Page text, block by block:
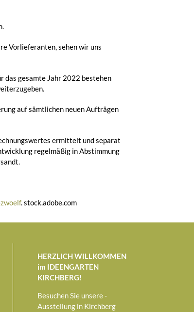
Vorlieferanten, sehen wir uns
das gesamte Jahr 2022 bestehen
auf sämtlichen neuen Aufträgen
ermittelt und separat
regelmäßig in Abstimmung
. stock.adobe.com
HERZLICH WILLKOMMEN
im IDEENGARTEN
KIRCHBERG!
Besuchen Sie unsere -
Ausstellung in Kirchberg